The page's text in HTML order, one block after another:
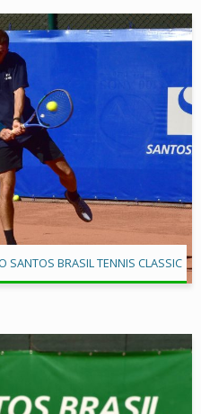
SANTOS BRASIL TENNIS CLASSIC